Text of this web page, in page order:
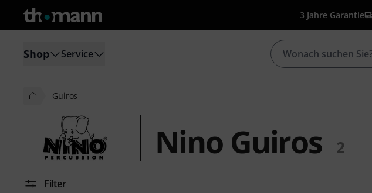
3 Jahre Garantie
Shop Service
Guiros
Nino Guiros 2
Filter